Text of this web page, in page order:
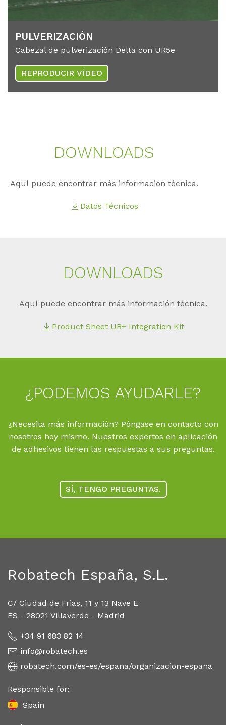
PUL­VE­RI­ZA­CIÓN
Cabezal de pulverización Delta con UR5e
REPRODUCIR VÍDEO
DOWN­LOADS
Aquí puede encontrar más información técnica.
Datos Técnicos
DOWN­LOADS
Aquí puede encontrar más información técnica.
Product Sheet UR+ Integration Kit
¿PO­DE­MOS AYU­DAR­LE?
¿Necesita más información? Póngase en contacto con
nosotros hoy mismo. Nuestros expertos en aplicación
de adhesivos tienen las respuestas a sus preguntas.
SÍ, TENGO PREGUNTAS.
Robatech España, S.L.
C/ Ciudad de Frias, 11 y 13 Nave E
ES - 28021 Villaverde - Madrid
+34 91 683 82 14
info@robatech.es
robatech.com/es-es/espana/organizacion-espana
Responsible for:
Spain